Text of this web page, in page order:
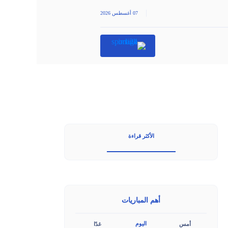
07 أغسطس 2026
الأكثر قراءة
أهم المباريات
أمس اليوم غدًا